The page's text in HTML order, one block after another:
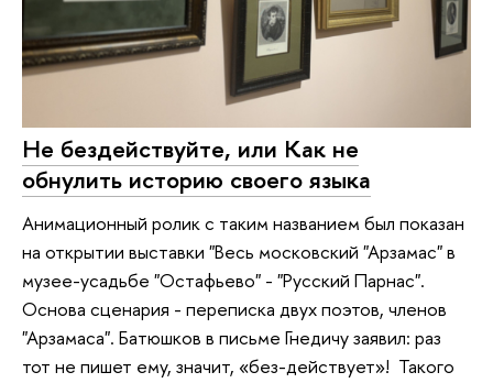
Не бездействуйте, или Как не
обнулить историю своего языка
Анимационный ролик с таким названием был показан
на открытии выставки "Весь московский "Арзамас" в
музее-усадьбе "Остафьево" - "Русский Парнас".
Основа сценария - переписка двух поэтов, членов
"Арзамаса". Батюшков в письме Гнедичу заявил: раз
тот не пишет ему, значит, «без-действует»! Такого